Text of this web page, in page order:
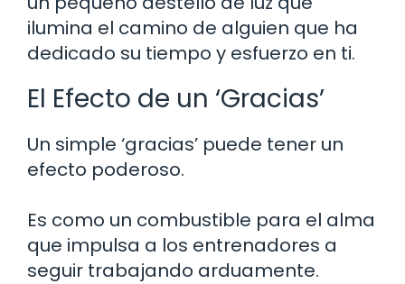
ilumina el camino de alguien que ha
dedicado su tiempo y esfuerzo en ti.
El Efecto de un ‘Gracias’
Un simple ‘gracias’ puede tener un
efecto poderoso.
Es como un combustible para el alma
que impulsa a los entrenadores a
seguir trabajando arduamente.